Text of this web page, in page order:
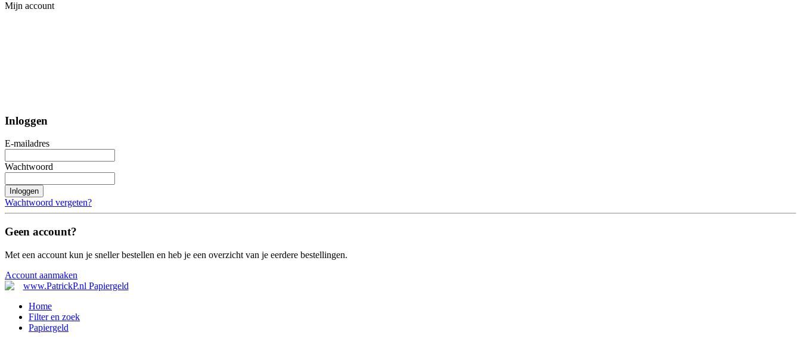
Mijn account
Inloggen
E-mailadres
Wachtwoord
Inloggen
Wachtwoord vergeten?
Geen account?
Met een account kun je sneller bestellen en heb je een overzicht van je eerdere bestellingen.
Account aanmaken
Home
Filter en zoek
Papiergeld